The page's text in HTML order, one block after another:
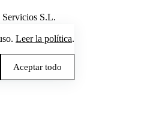
Servicios S.L.
Leer la política.
Aceptar todo